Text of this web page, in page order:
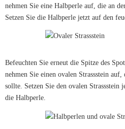
nehmen Sie eine Halbperle auf, die an
Setzen Sie die Halbperle jetzt auf den
Befeuchten Sie erneut die Spitze des
nehmen Sie einen ovalen Strassstein
sollte. Setzen Sie den ovalen Strassstein
die Halbperle.